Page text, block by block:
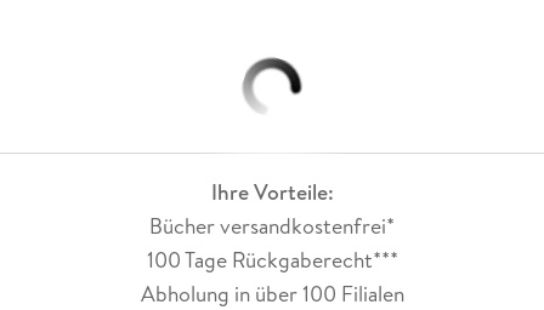
Ihre Vorteile:
Bücher versandkostenfrei*
100 Tage Rückgaberecht***
Abholung in über 100 Filialen